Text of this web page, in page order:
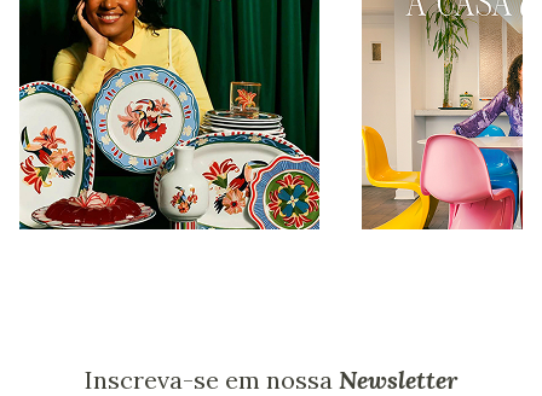
Inscreva-se em nossa Newsletter